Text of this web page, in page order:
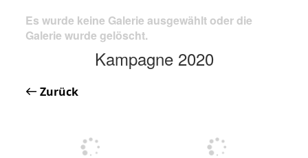
Es wurde keine Galerie ausgewählt oder die
Galerie wurde gelöscht.
Kampagne 2020
Zurück